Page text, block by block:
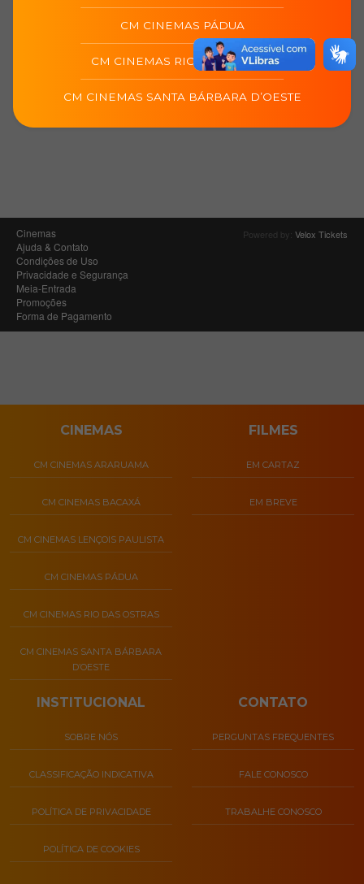
CINEMAS
CM CINEMAS ARARUAMA
CM CINEMAS BACAXÁ
CM CINEMAS LENÇOIS PAULISTA
CM CINEMAS PÁDUA
CM CINEMAS RIO DAS OSTRAS
CM CINEMAS SANTA BÁRBARA
D’OESTE
FILMES
EM CARTAZ
EM BREVE
INSTITUCIONAL
SOBRE NÓS
CLASSIFICAÇÃO INDICATIVA
POLÍTICA DE PRIVACIDADE
POLÍTICA DE COOKIES
CONTATO
PERGUNTAS FREQUENTES
FALE CONOSCO
TRABALHE CONOSCO
CM CINEMAS PÁDUA
CM CINEMAS RIO DAS OSTRAS
CM CINEMAS SANTA BÁRBARA D’OESTE